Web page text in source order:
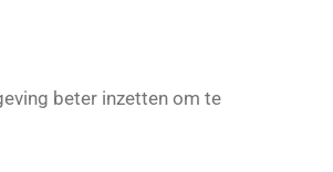
beter inzetten om te